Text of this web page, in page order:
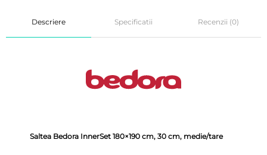
Descriere Specificatii Recenzii (0)
Saltea Bedora InnerSet 180×190 cm, 30 cm, medie/tare